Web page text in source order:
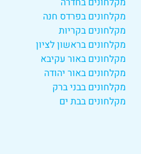
מקלחונים בפרדס חנה
מקלחונים בקריות
מקלחונים בראשון לציון
מקלחונים באור עקיבא
מקלחונים באור יהודה
מקלחונים בבני ברק
מקלחונים בבת ים